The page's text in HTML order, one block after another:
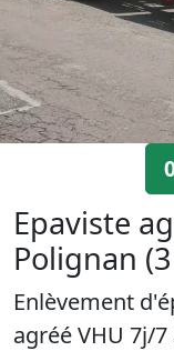
Epaviste
Polignan
Enlèvement
agréé VHU 7j/